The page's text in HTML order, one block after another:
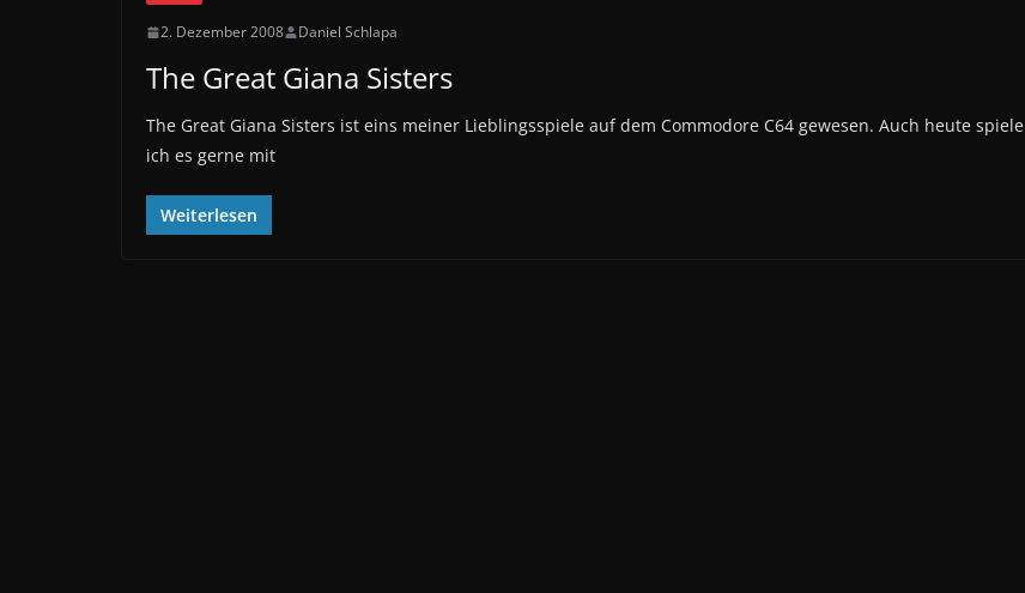
2. Dezember 2008 Daniel Schlapa
The Great Giana Sisters
The Great Giana Sisters ist eins meiner Lieblingsspiele auf dem Commodore C64 gewesen. Auch heute spiele
ich es gerne mit
Weiterlesen